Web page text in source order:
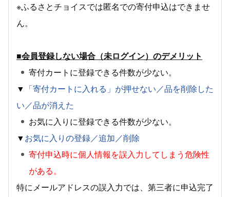
※ふるさとチョイスでは匿名での寄付申込はできませ
ん。
■会員登録しない場合（未ログイン）のデメリット
寄付カートに登録できる件数が少ない。
▼ 「寄付カートに入れる」が押せない／品を削除した
い／品が消えた
お気に入りに登録できる件数が少ない。
▼お気に入りの登録／追加／削除
寄付申込時に個人情報を誤入力してしまう危険性
がある。
特にメールアドレスの誤入力では、第三者に申込完了